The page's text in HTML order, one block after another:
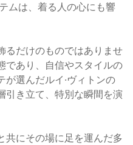
ムは、着る人の心にも響
るだけのものではありませ
であり、自信やスタイルの
選んだルイ·ヴィトンの
引き立て、特別な瞬間を演
共にその場に足を運んだ多